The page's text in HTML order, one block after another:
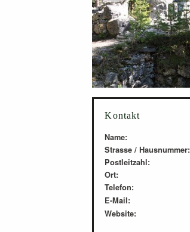
Kontakt
Name:
Strasse / Hausnummer:
Postleitzahl:
Ort:
Telefon:
E-Mail:
Website: